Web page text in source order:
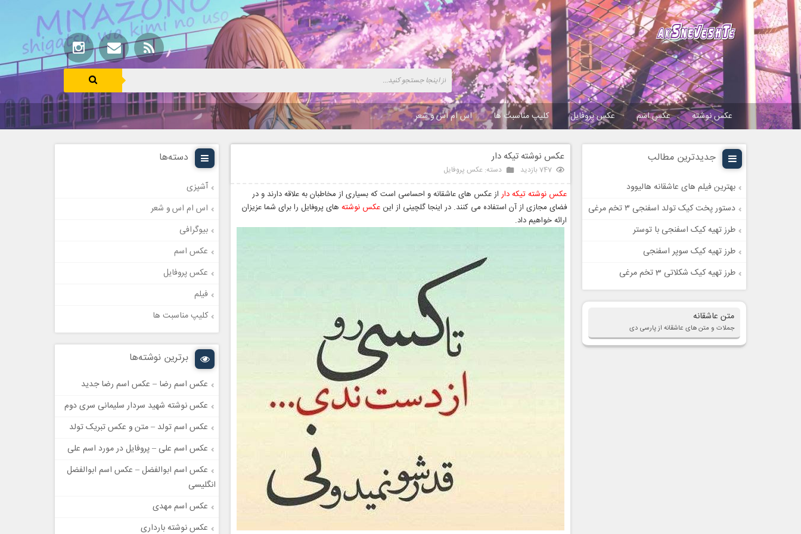
عکس نوشته عکس اسم عکس پروفایل کلیپ مناسبت ها اس ام اس و شعر
جدیدترین مطالب
بهترین فیلم های عاشقانه هالیوود
دستور پخت کیک تولد اسفنجی ۳ تخم مرغی
طرز تهیه کیک اسفنجی با توستر
طرز تهیه کیک سوپر اسفنجی
طرز تهیه کیک شکلاتی 3 تخم مرغی
متن عاشقانه
جملات و متن های عاشقانه از پارسی دی
عکس نوشته تیکه دار
747 بازدید دسته: عکس پروفایل
عکس نوشته تیکه دار از عکس های عاشقانه و احساسی است که بسیاری از مخاطبان به علاقه دارند و در
فضای مجازی از آن استفاده می کنند. در اینجا گلچینی از این عکس نوشته های پروفایل را برای شما عزیزان
ارائه خواهیم داد.
دسته‌ها
آشپزی
اس ام اس و شعر
بیوگرافی
عکس اسم
عکس پروفایل
فیلم
کلیپ مناسبت ها
برترین نوشته‌ها
عکس اسم رضا – عکس اسم رضا جدید
عکس نوشته شهید سردار سلیمانی سری دوم
عکس اسم تولد – متن و عکس تبریک تولد
عکس اسم علی – پروفایل در مورد اسم علی
عکس اسم ابوالفضل – عکس اسم ابوالفضل
انگلیسی
عکس اسم مهدی
عکس نوشته بارداری